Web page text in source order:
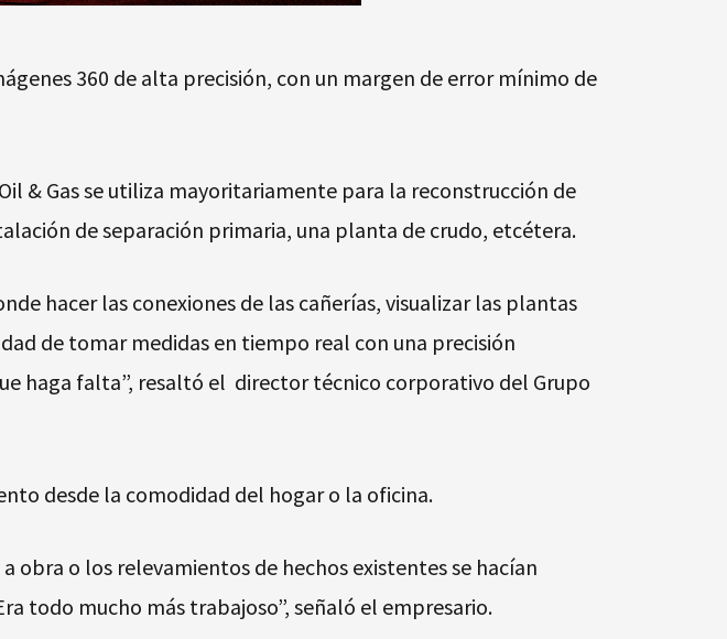
360 de alta precisión, con un margen de error mínimo de
& Gas se utiliza mayoritariamente para la reconstrucción de
de separación primaria, una planta de crudo, etcétera.
hacer las conexiones de las cañerías, visualizar las plantas
de tomar medidas en tiempo real con una precisión
haga falta”, resaltó el director técnico corporativo del Grupo
desde la comodidad del hogar o la oficina.
o los relevamientos de hechos existentes se hacían
todo mucho más trabajoso”, señaló el empresario.